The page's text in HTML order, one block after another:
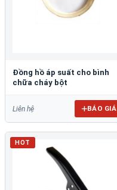
Đồng hồ áp suất cho bình
chữa cháy bột
Liên hệ BÁO GIÁ
HOT